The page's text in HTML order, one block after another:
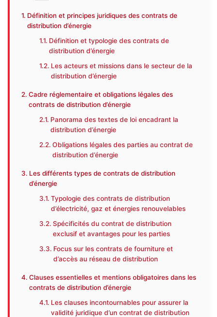
Définition et principes juridiques des contrats de
distribution d’énergie
Définition et typologie des contrats de
distribution d’énergie
Les acteurs et missions dans le secteur de la
distribution d’énergie
Cadre réglementaire et obligations légales des
contrats de distribution d’énergie
Panorama des textes de loi encadrant la
distribution d’énergie
Obligations légales des parties au contrat de
distribution d’énergie
Les différents types de contrats de distribution
d’énergie
Typologie des contrats de distribution
d’électricité, gaz et énergies renouvelables
Spécificités du contrat de distribution
exclusif et avantages pour les parties
Focus sur les contrats de fourniture et
d’accès au réseau de distribution
Clauses essentielles et mentions obligatoires dans les
contrats de distribution d’énergie
Les clauses incontournables pour assurer la
validité juridique d’un contrat de distribution